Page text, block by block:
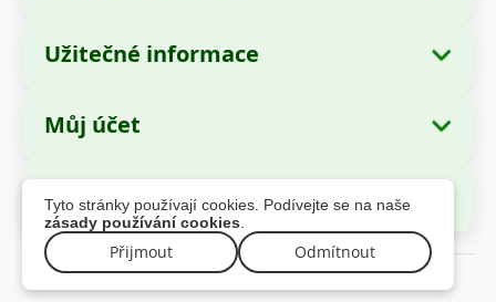
Tyto stránky používají cookies. Podívejte se na naše
zásady používání cookies
Přijmout Odmítnout
Název společnosti:
Distribution SRL
Sídlo:Strada Cuza Vodă nr. 97, Sector 4,
București, 040283, România
IČ (CUI):44237077
Registrační číslo:J2021008211405
Užitečné informace
Jak objednávat?
Způsoby platby
Informace o dopravě
Reklamační řád
Záruka
Můj účet
Moje objednávky
Osobní údaje
Adresy
Bezpečné platby
© 2026 zella.cz – Všechna práva vyhrazena